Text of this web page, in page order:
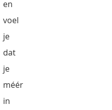
en
voel
je
dat
je
méér
in